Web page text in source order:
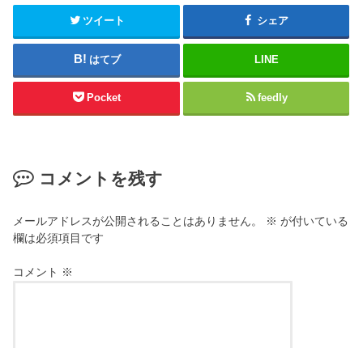
ツイート シェア
はてブ LINE
Pocket feedly
コメントを残す
メールアドレスが公開されることはありません。 ※ が付いている
欄は必須項目です
コメント ※